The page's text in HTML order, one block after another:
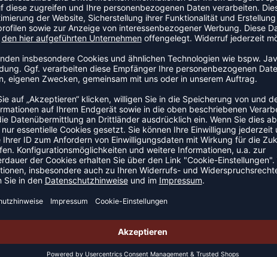
Volleyballshort. Dieses Modell ist speziell für
und Wettkampf, der Beinfreiheit und Sitzkomfort